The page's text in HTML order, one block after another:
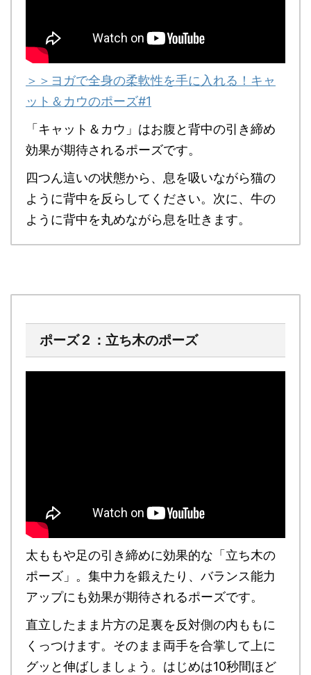
＞＞ヨガで全身の柔軟性を手に入れる！キャ
ット＆カウのポーズ#1
「キャット＆カウ」はお腹と背中の引き締め
効果が期待されるポーズです。
四つん這いの状態から、息を吸いながら猫の
ように背中を反らしてください。次に、牛の
ように背中を丸めながら息を吐きます。
ポーズ２：立ち木のポーズ
太ももや足の引き締めに効果的な「立ち木の
ポーズ」。 集中力を鍛えたり、バランス能力
アップにも効果が期待されるポーズです。
直立したまま片方の足裏を反対側の内ももに
くっつけます。そのまま両手を合掌して上に
グッと伸ばしましょう。はじめは10秒間ほど